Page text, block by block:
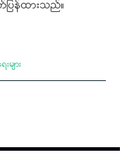
ြန်ထားသည်။
ျား